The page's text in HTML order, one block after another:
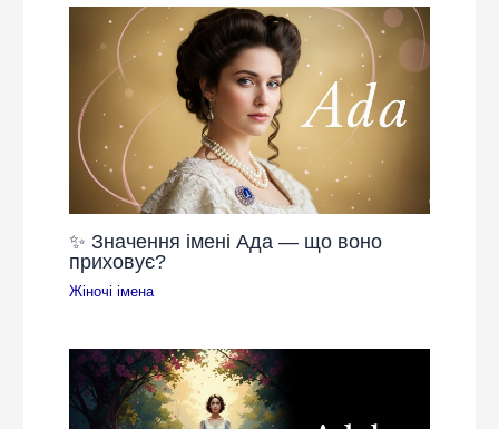
✨ Значення імені Ада — що воно
приховує?
Жіночі імена